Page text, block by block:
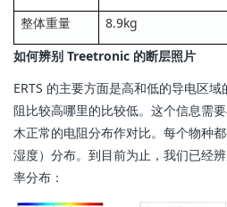
整体重量
8.9kg
如何辨别 Treetronic 的断层照片
ERTS 的主要方面是高和低的导电区
阻比较高哪里的比较低。这个信息需
木正常的电阻分布作对比。每个物种
湿度）分布。到目前为止，我们已经
率分布：